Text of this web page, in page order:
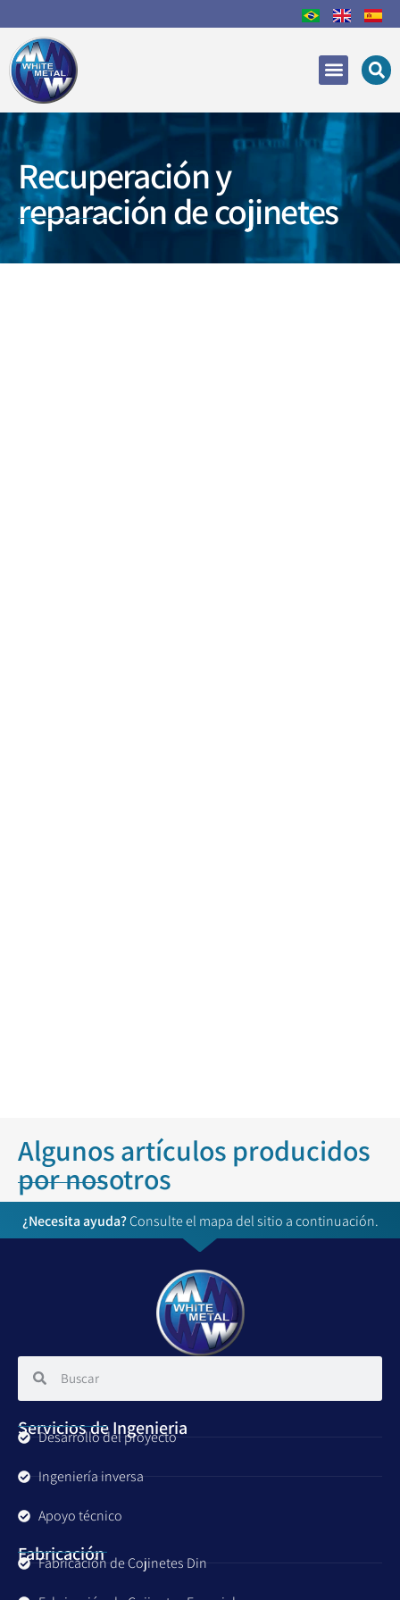
Recuperación y
reparación de cojinetes
Algunos artículos producidos
por nosotros
¿Necesita ayuda?Consulte el mapa del sitio a continuación.
Servicios de Ingenieria
Desarrollo del proyecto
Ingeniería inversa
Apoyo técnico
Fabricación
Fabricación de Cojinetes Din